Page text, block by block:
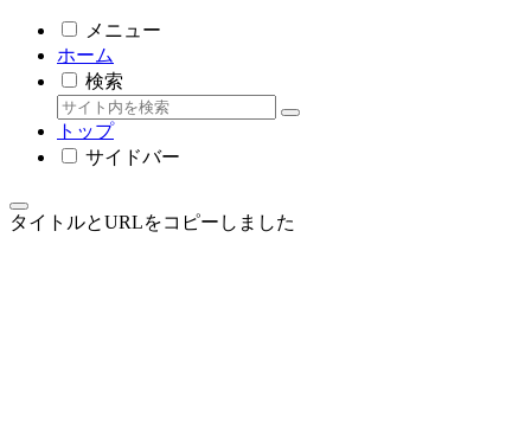
メニュー
ホーム
検索
トップ
サイドバー
タイトルとURLをコピーしました